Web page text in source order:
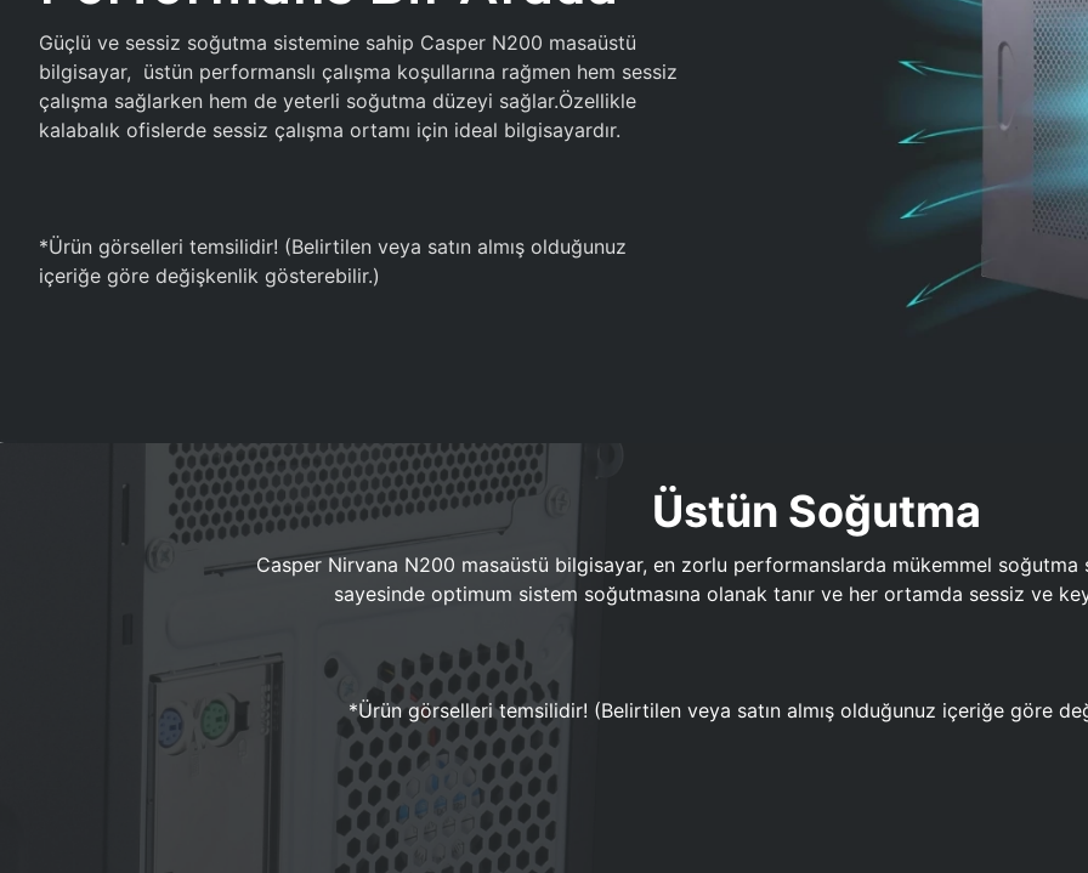
Güçlü ve sessiz soğutma sistemine sahip Casper N200 masaüstü
bilgisayar, üstün performanslı çalışma koşullarına rağmen hem sessiz
çalışma sağlarken hem de yeterli soğutma düzeyi sağlar.Özellikle
kalabalık ofislerde sessiz çalışma ortamı için ideal bilgisayardır.
*Ürün görselleri temsilidir! (Belirtilen veya satın almış olduğunuz
içeriğe göre değişkenlik gösterebilir.)
Üstün Soğutma
Casper Nirvana N200 masaüstü bilgisayar, en zorlu performanslarda mükemmel soğutma
sayesinde optimum sistem soğutmasına olanak tanır ve her ortamda sessiz ve
*Ürün görselleri temsilidir! (Belirtilen veya satın almış olduğunuz içeriğe göre